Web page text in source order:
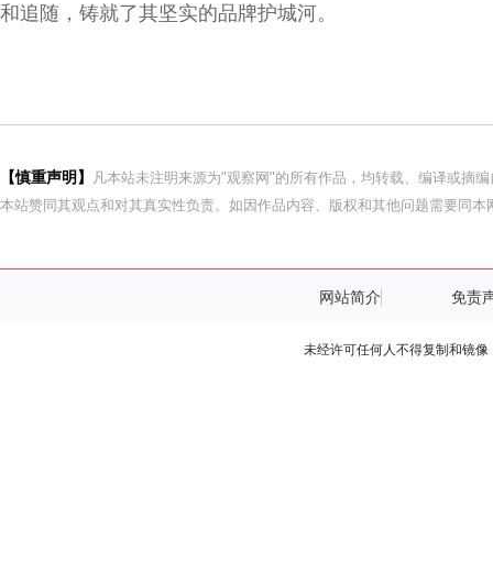
和追随，铸就了其坚实的品牌护城河。
【慎重声明】
凡本站未注明来源为"观察网"的所有作品，均转载、编译或摘
本站赞同其观点和对其真实性负责。如因作品内容、版权和其他问题需要同本
网站简介 免责
未经许可任何人不得复制和镜